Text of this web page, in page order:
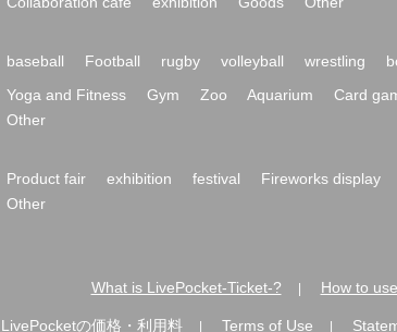
baseball Football rugby volleyball wrestling
Yoga and Fitness Gym Zoo Aquarium Card
Other
Product fair exhibition festival Fireworks display
Other
What is LivePocket-Ticket-? How to
LivePocketの価格・利用料 Terms of Use